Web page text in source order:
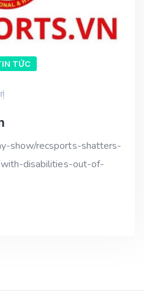
TỨC
show/recsports-shatters-
disabilities-out-of-